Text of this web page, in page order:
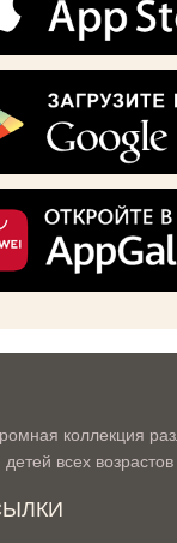
коллекция
всех